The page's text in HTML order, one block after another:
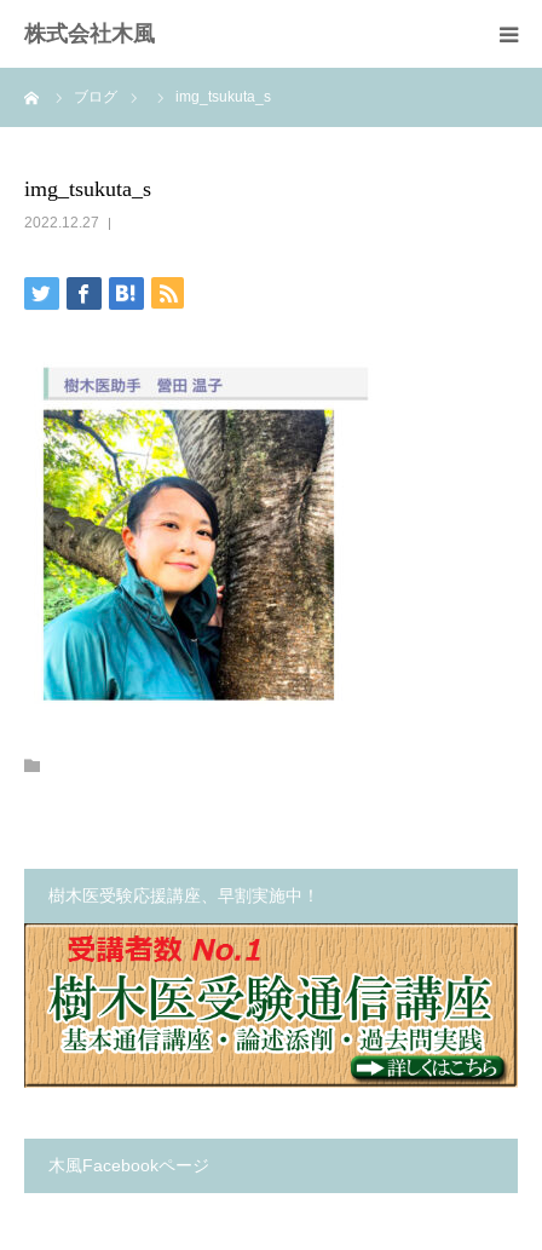
株式会社木風
ブログ img_tsukuta_s
img_tsukuta_s
2022.12.27
樹木医受験応援講座、早割実施中！
木風Facebookページ
業務案内
お問い合せ